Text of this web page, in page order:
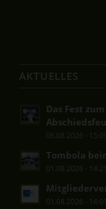
AKTUELLES
Das Fest
06.08.2026 -
Tombola
01.08.2026 - 14:21
01.08.2026 - 14:01